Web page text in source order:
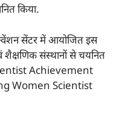
किया.
सेंटर में आयोजित इस
शैक्षणिक संस्थानों से चयनित
Achievement
Women Scientist